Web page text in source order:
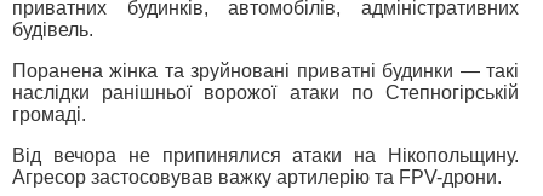
приватних будинків, автомобілів, адміністративних
будівель.
Поранена жінка та зруйновані приватні будинки — такі
наслідки ранішньої ворожої атаки по Степногірській
громаді.
Від вечора не припинялися атаки на Нікопольщину.
Агресор застосовував важку артилерію та FPV-дрони.